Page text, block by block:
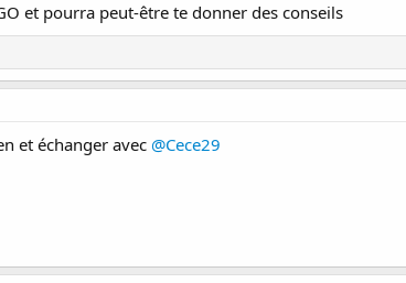
et pourra peut-être te donner des conseils
et échanger avec @Cece29